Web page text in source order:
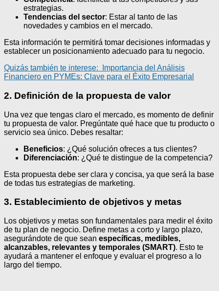
estrategias.
Tendencias del sector: Estar al tanto de las
novedades y cambios en el mercado.
Esta información te permitirá tomar decisiones informadas y
establecer un posicionamiento adecuado para tu negocio.
Quizás también te interese:
Importancia del Análisis
Financiero en PYMEs: Clave para el Éxito Empresarial
2. Definición de la propuesta de valor
Una vez que tengas claro el mercado, es momento de definir
tu propuesta de valor. Pregúntate qué hace que tu producto o
servicio sea único. Debes resaltar:
Beneficios: ¿Qué solución ofreces a tus clientes?
Diferenciación: ¿Qué te distingue de la competencia?
Esta propuesta debe ser clara y concisa, ya que será la base
de todas tus estrategias de marketing.
3. Establecimiento de objetivos y metas
Los objetivos y metas son fundamentales para medir el éxito
de tu plan de negocio. Define metas a corto y largo plazo,
asegurándote de que sean específicas, medibles,
alcanzables, relevantes y temporales (SMART). Esto te
ayudará a mantener el enfoque y evaluar el progreso a lo
largo del tiempo.